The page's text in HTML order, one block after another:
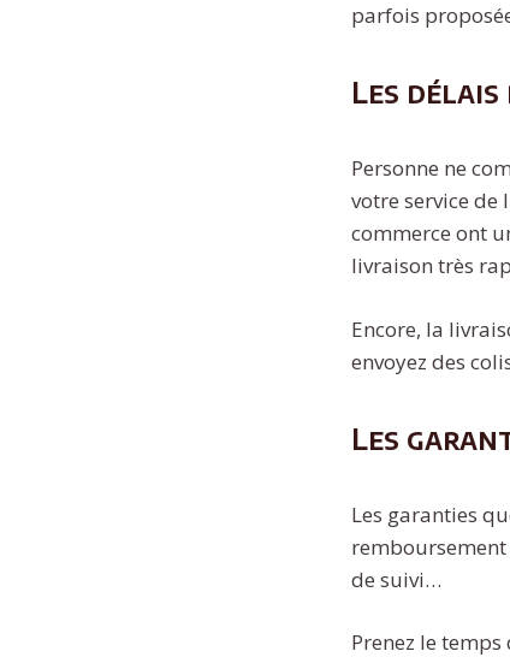
parfois
Les
Personne ne
votre service de
commerce ont
livraison très
Encore, la
envoyez des
Les
Les garanties
remboursement
de suivi…
Prenez le